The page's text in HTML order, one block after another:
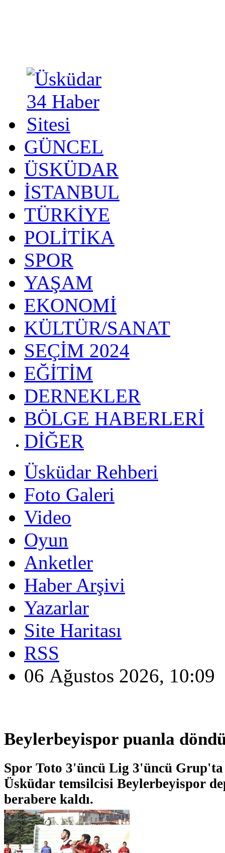
GÜNCEL
ÜSKÜDAR
İSTANBUL
TÜRKİYE
POLİTİKA
SPOR
YAŞAM
EKONOMİ
KÜLTÜR/SANAT
SEÇİM 2024
EĞİTİM
DERNEKLER
BÖLGE HABERLERİ
DİĞER
Üsküdar Rehberi
Foto Galeri
Video
Oyun
Anketler
Haber Arşivi
Yazarlar
Site Haritası
RSS
06 Ağustos 2026, 10:09
Beylerbeyispor puanla
Spor Toto 3'üncü Lig 3'üncü Grup'ta
Üsküdar temsilcisi Beylerbeyispor
berabere kaldı.